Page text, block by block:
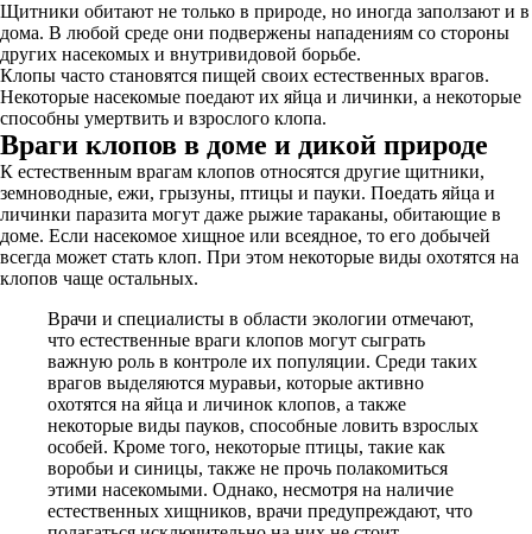
Щитники обитают не только в природе, но иногда заползают и в
дома. В любой среде они подвержены нападениям со стороны
других насекомых и внутривидовой борьбе.
Клопы часто становятся пищей своих естественных врагов.
Некоторые насекомые поедают их яйца и личинки, а некоторые
способны умертвить и взрослого клопа.
Враги клопов в доме и дикой природе
К естественным врагам клопов относятся другие щитники,
земноводные, ежи, грызуны, птицы и пауки. Поедать яйца и
личинки паразита могут даже рыжие тараканы, обитающие в
доме. Если насекомое хищное или всеядное, то его добычей
всегда может стать клоп. При этом некоторые виды охотятся на
клопов чаще остальных.
Врачи и специалисты в области экологии отмечают,
что естественные враги клопов могут сыграть
важную роль в контроле их популяции. Среди таких
врагов выделяются муравьи, которые активно
охотятся на яйца и личинок клопов, а также
некоторые виды пауков, способные ловить взрослых
особей. Кроме того, некоторые птицы, такие как
воробьи и синицы, также не прочь полакомиться
этими насекомыми. Однако, несмотря на наличие
естественных хищников, врачи предупреждают, что